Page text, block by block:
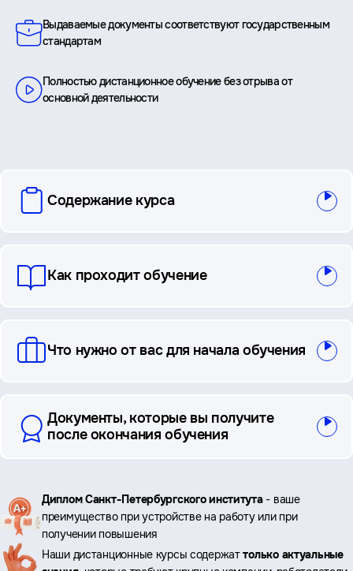
Выдаваемые документы соответствуют государственным
стандартам
Полностью дистанционное обучение без отрыва от
основной деятельности
вопросы
Содержание курса
Как проходит обучение
Что нужно от вас для начала обучения
Документы, которые вы получите
после окончания обучения
Ключевые
преимущества
Диплом Санкт-Петербургского института- ваше
преимущество при устройстве на работу или при
получении повышения
Наши дистанционные курсы содержаттолько актуальные